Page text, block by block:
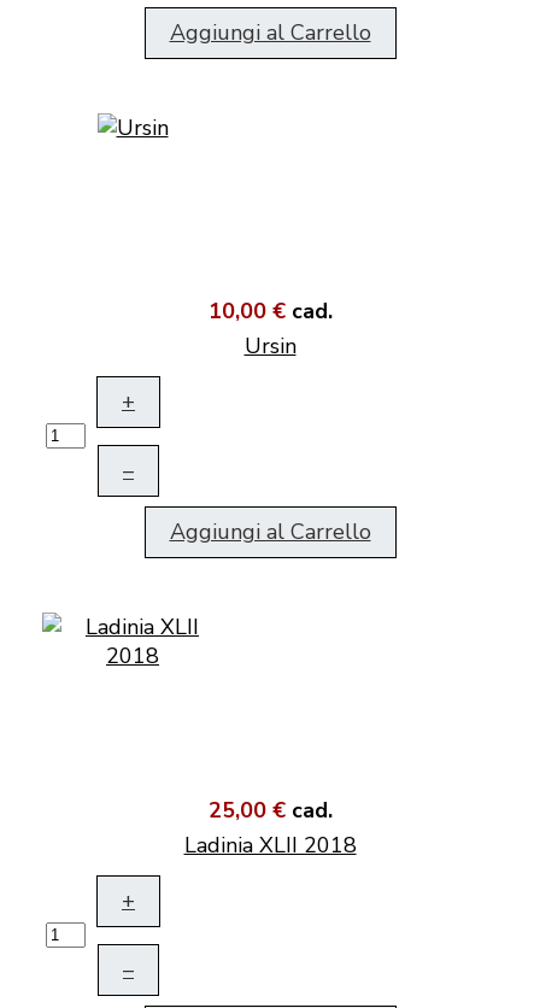
Aggiungi al Carrello
10,00 € cad.
Ursin
+
–
Aggiungi al Carrello
25,00 € cad.
Ladinia XLII 2018
+
–